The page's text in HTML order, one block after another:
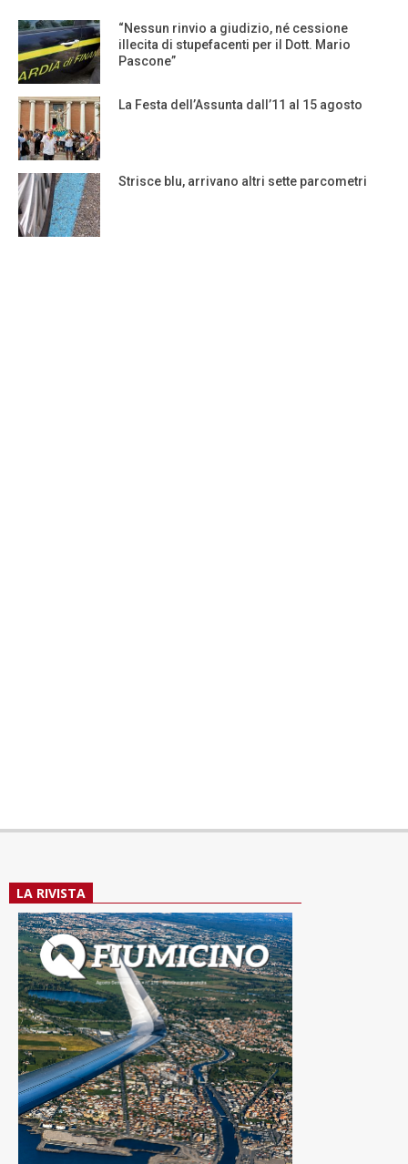
“Nessun rinvio a giudizio, né cessione
illecita di stupefacenti per il Dott. Mario
Pascone”
La Festa dell’Assunta dall’11 al 15 agosto
Strisce blu, arrivano altri sette parcometri
LA RIVISTA